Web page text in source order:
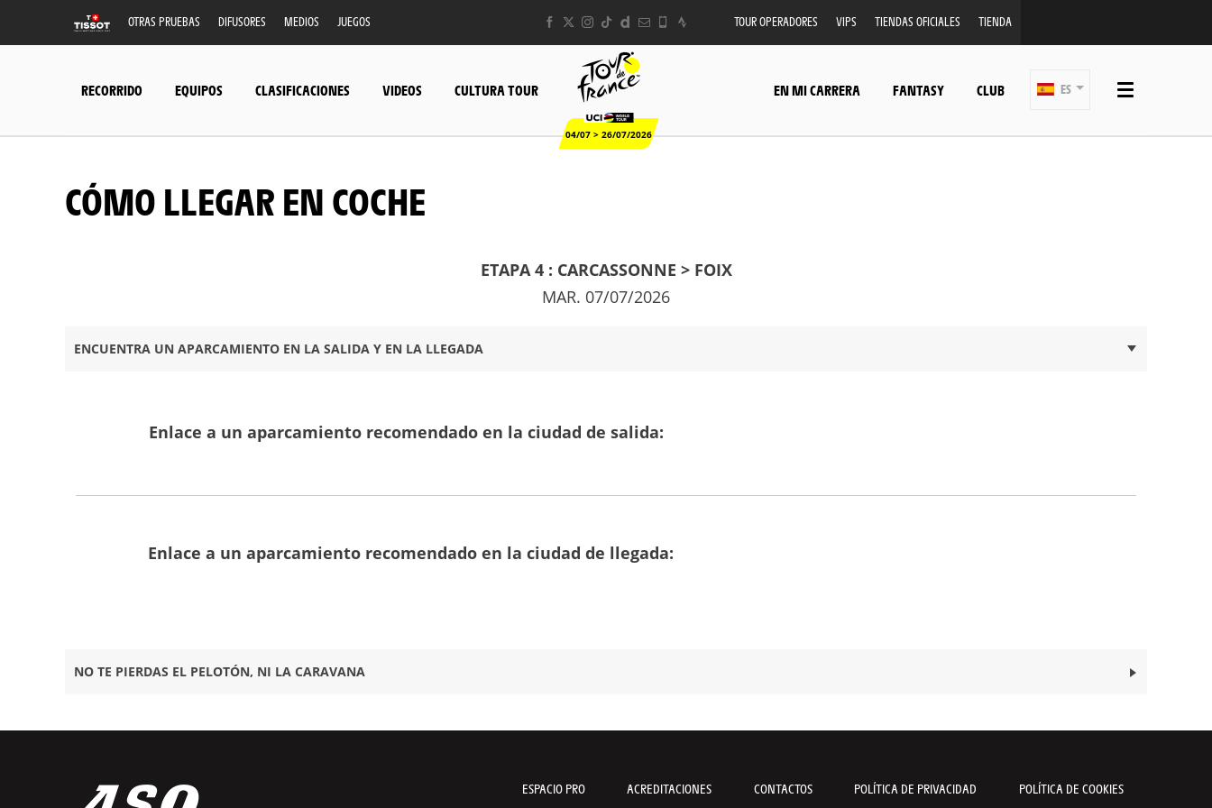
OTRAS PRUEBAS DIFUSORES MEDIOS JUEGOS TOUR OPERADORES VIPS TIENDAS OFICIALES TIENDA
RECORRIDO EQUIPOS CLASIFICACIONES VIDEOS CULTURA TOUR
04/07 > 26/07/2026
EN MI CARRERA FANTASY CLUB ES
CÓMO LLEGAR EN COCHE
ETAPA 4 : CARCASSONNE > FOIX
MAR. 07/07/2026
ENCUENTRA UN APARCAMIENTO EN LA SALIDA Y EN LA LLEGADA
Enlace a un aparcamiento recomendado en la ciudad de salida:
Enlace a un aparcamiento recomendado en la ciudad de llegada:
NO TE PIERDAS EL PELOTÓN, NI LA CARAVANA
ESPACIO PRO ACREDITACIONES CONTACTOS POLÍTICA DE PRIVACIDAD POLÍTICA DE COOKIES